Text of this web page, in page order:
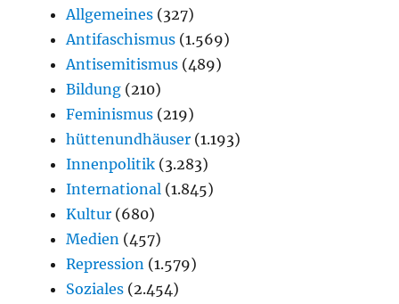
Allgemeines (327)
Antifaschismus (1.569)
Antisemitismus (489)
Bildung (210)
Feminismus (219)
hüttenundhäuser (1.193)
Innenpolitik (3.283)
International (1.845)
Kultur (680)
Medien (457)
Repression (1.579)
Soziales (2.454)